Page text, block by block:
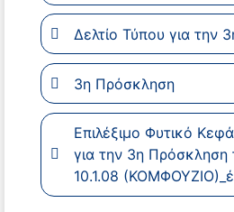
Δελτίο Τύπου για την
3η Πρόσκληση
Επιλέξιμο Φυτικό
για την 3η Πρόσκληση
10.1.08